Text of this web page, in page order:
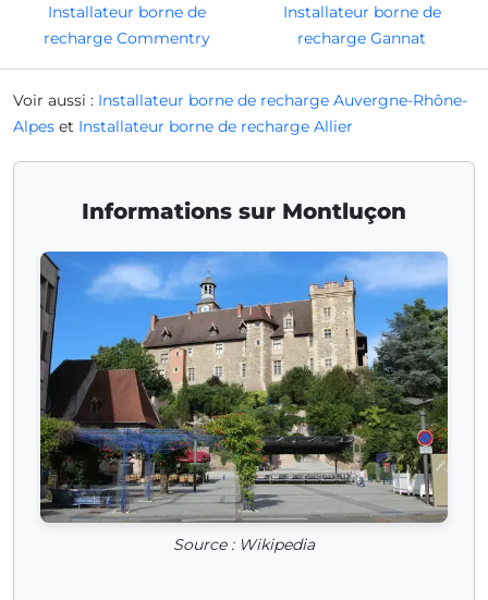
Installateur borne de
recharge Commentry
Installateur borne de
recharge Gannat
Voir aussi : Installateur borne de recharge Auvergne-Rhône-
Alpes et Installateur borne de recharge Allier
Informations sur Montluçon
Source : Wikipedia